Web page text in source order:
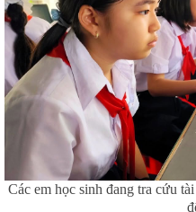
Các em học sinh đang tra cứu